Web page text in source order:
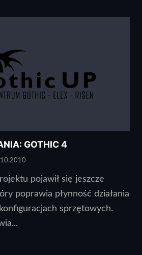
GOTHIC 4
pojawił się jeszcze
poprawia płynność działania
sprzętowych.